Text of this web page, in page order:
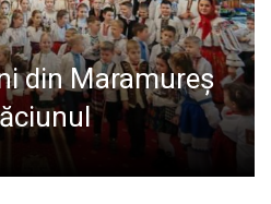
din Maramureș